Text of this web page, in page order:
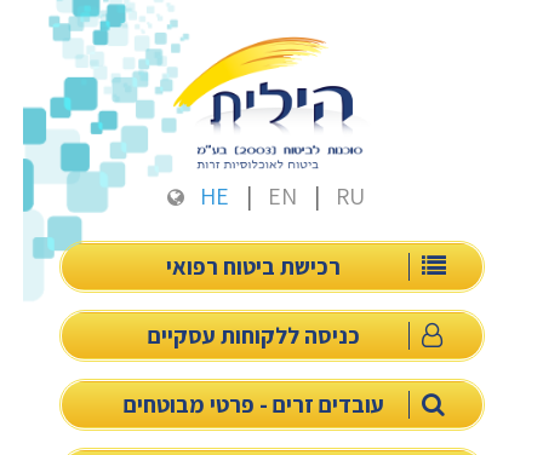
HE EN RU
רכישת ביטוח רפואי
כניסה ללקוחות עסקיים
עובדים זרים - פרטי מבוטחים